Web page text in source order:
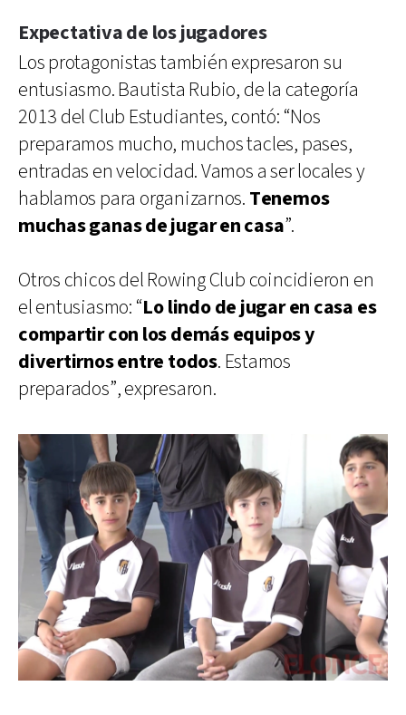
Expectativa de los jugadores
Los protagonistas también expresaron su
entusiasmo. Bautista Rubio, de la categoría
2013 del Club Estudiantes, contó: “Nos
preparamos mucho, muchos tacles, pases,
entradas en velocidad. Vamos a ser locales y
hablamos para organizarnos. Tenemos
muchas ganas de jugar en casa”.
Otros chicos del Rowing Club coincidieron en
el entusiasmo: “Lo lindo de jugar en casa es
compartir con los demás equipos y
divertirnos entre todos. Estamos
preparados”, expresaron.